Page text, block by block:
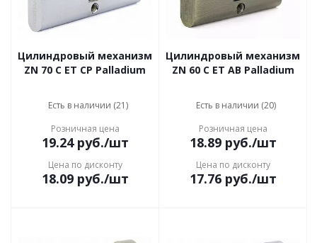
Цилиндровый механизм
ZN 70 C ET CP Palladium
Есть в наличии (21)
Розничная цена
19.24руб./шт
Цена по дисконту
18.09руб./шт
Цилиндровый механизм
ZN 60 C ET AB Palladium
Есть в наличии (20)
Розничная цена
18.89руб./шт
Цена по дисконту
17.76руб./шт